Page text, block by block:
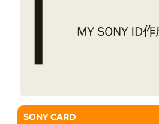
SONY CARD